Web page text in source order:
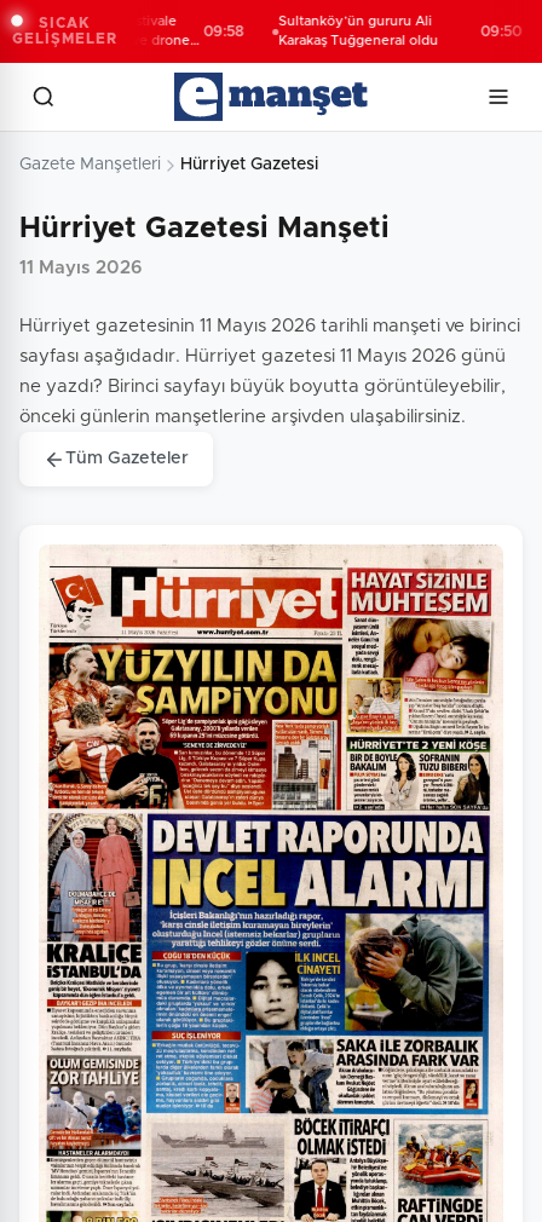
SICAK
GELİŞMELER
Taş Bina'da festivale
video mapping ve drone
09:58
Sultanköy’ün gururu Ali
Karakaş Tuğgeneral oldu
09:50
Gazete Manşetleri Hürriyet Gazetesi
Hürriyet Gazetesi Manşeti
11 Mayıs 2026
Hürriyet gazetesinin 11 Mayıs 2026 tarihli manşeti ve birinci
sayfası aşağıdadır. Hürriyet gazetesi 11 Mayıs 2026 günü
ne yazdı? Birinci sayfayı büyük boyutta görüntüleyebilir,
önceki günlerin manşetlerine arşivden ulaşabilirsiniz.
Tüm Gazeteler